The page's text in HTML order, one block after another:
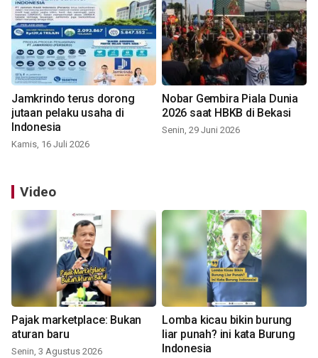
Jamkrindo terus dorong
jutaan pelaku usaha di
Indonesia
Kamis, 16 Juli 2026
Nobar Gembira Piala Dunia
2026 saat HBKB di Bekasi
Senin, 29 Juni 2026
Video
Pajak marketplace: Bukan
aturan baru
Senin, 3 Agustus 2026
Lomba kicau bikin burung
liar punah? ini kata Burung
Indonesia